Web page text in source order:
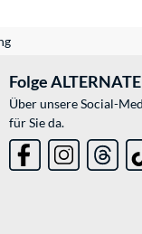
Folge
Über unsere Social-
für Sie da.